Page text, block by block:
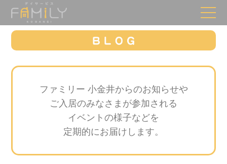
ファミリー 小金井からのお知らせや
ご入居のみなさまが参加される
イベントの様子などを
定期的にお届けします。